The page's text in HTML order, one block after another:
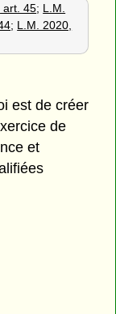
art. 45; L.M.
; L.M. 2020,
est de créer
de
et